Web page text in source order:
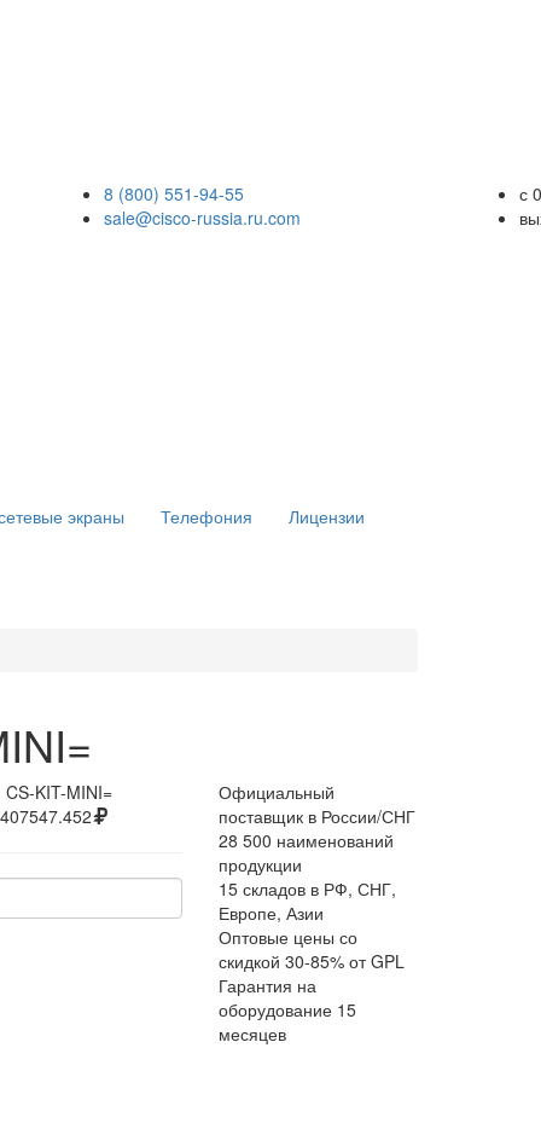
8 (800) 551-94-55
sale@cisco-russia.ru.com
с
экраны Телефония Лицензии
CS-KIT-MINI=
407547.452
Официальный
поставщик в России/СНГ
28 500 наименований
продукции
15 складов в РФ, СНГ,
Европе, Азии
Оптовые цены со
скидкой 30-85% от GPL
Гарантия на
оборудование 15
месяцев